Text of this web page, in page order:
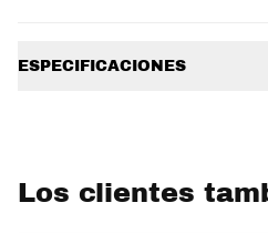
ESPECIFICACIONES
Los clientes